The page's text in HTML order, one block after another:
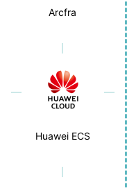
Arcfra
Huawei ECS